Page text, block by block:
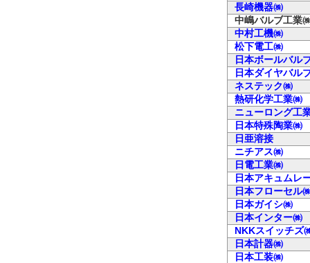
長崎機器㈱
中嶋バルブ工業
中村工機㈱
松下電工㈱
日本ボールバル
日本ダイヤバル
ネステック㈱
熱研化学工業㈱
ニューロング工
日本特殊陶業㈱
日亜溶接
ニチアス㈱
日電工業㈱
日本アキュムレ
日本フローセル
日本ガイシ㈱
日本インター㈱
NKKスイッチズ
日本計器㈱
日本工装㈱